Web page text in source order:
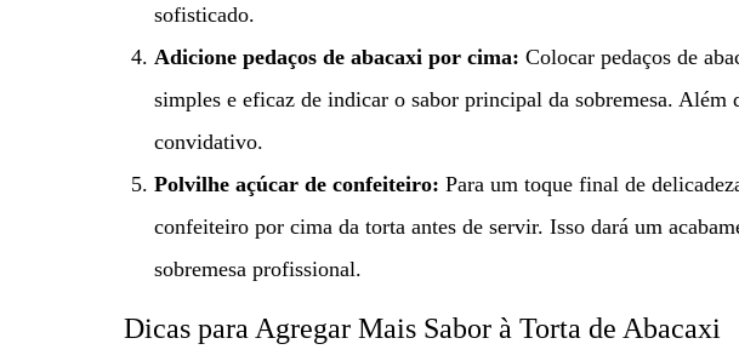
sofisticado.
Adicione pedaços de abacaxi por cima: Colocar pedaços de
simples e eficaz de indicar o sabor principal da sobremesa.
convidativo.
Polvilhe açúcar de confeiteiro: Para um toque final de
confeiteiro por cima da torta antes de servir. Isso dará um
sobremesa profissional.
Dicas para Agregar Mais Sabor à Torta de Abacaxi